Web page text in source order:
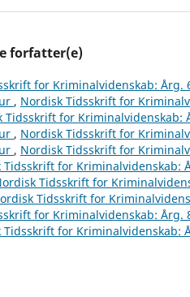
forfatter(e)
for Kriminalvidenskab: Årg.
, Nordisk Tidsskrift for
Tidsskrift for Kriminalvidenskab:
, Nordisk Tidsskrift for
, Nordisk Tidsskrift for
Tidsskrift for Kriminalvidenskab:
Tidsskrift for
Tidsskrift for
for Kriminalvidenskab: Årg.
Tidsskrift for Kriminalvidenskab: